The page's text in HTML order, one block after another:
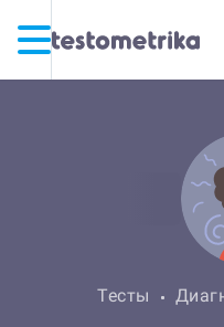
Тесты